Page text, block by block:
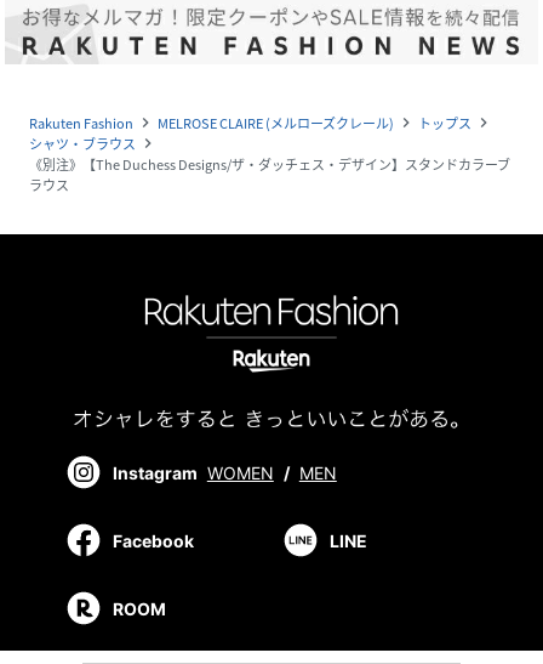
Rakuten Fashion navigate_next MELROSE CLAIRE (メルローズクレール) navigate_next トップス navigate_next
シャツ・ブラウス navigate_next
《別注》【The Duchess Designs/ザ・ダッチェス・デザイン】スタンドカラーブ
ラウス
Instagram WOMEN / MEN
Facebook LINE
ROOM